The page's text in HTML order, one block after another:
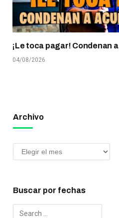
¡Le toca pagar! Condenan
04/08/2026
Archivo
Buscar por fechas